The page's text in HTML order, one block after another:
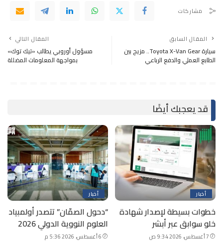
مشاركات
المقال السابق
سيارة Toyota X-Van Gear.. مزيج بين
الطابع العملي والدفع الرباعي
المقال التالي
مسؤول أوروبي يطالب «تيك توك»
بمواجهة المعلومات المضللة
قد يعجبك أيضًا
أخبار
خطوات بسيطة لإصدار شهادة
خلو سوابق عبر أبشر
7 أغسطس، 2026 9:34 ص
أخبار
“دحول الصمّان” تتصدر أولمبياد
العلوم النووية الدولي 2026
6 أغسطس، 2026 5:36 م